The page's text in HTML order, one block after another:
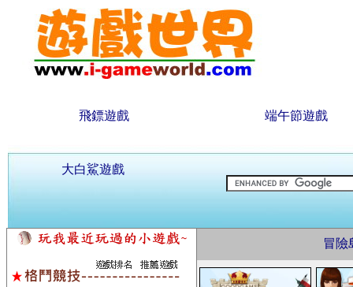
飛鏢遊戲 端午節遊戲
大白鯊遊戲
冒險